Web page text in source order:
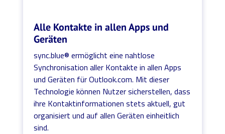
Alle Kontakte in allen Apps und
Geräten
sync.blue® ermöglicht eine nahtlose
Synchronisation aller Kontakte in allen Apps
und Geräten für Outlook.com. Mit dieser
Technologie können Nutzer sicherstellen, dass
ihre Kontaktinformationen stets aktuell, gut
organisiert und auf allen Geräten einheitlich
sind.